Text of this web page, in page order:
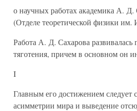
о научных работах академика А. Д.
(Отделе теоретической физики
Работа А. Д. Сахарова
тяготения, причем в основном он
I
Главным его достижением
асимметрии мира и выведение